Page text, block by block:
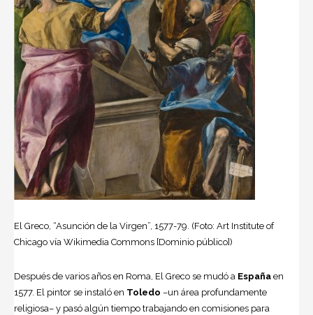
El Greco, “Asunción de la Virgen”, 1577-79. (Foto: Art Institute of
Chicago vía Wikimedia Commons [Dominio público])
Después de varios años en Roma, El Greco se mudó a España en
1577. El pintor se instaló en Toledo –un área profundamente
religiosa– y pasó algún tiempo trabajando en comisiones para